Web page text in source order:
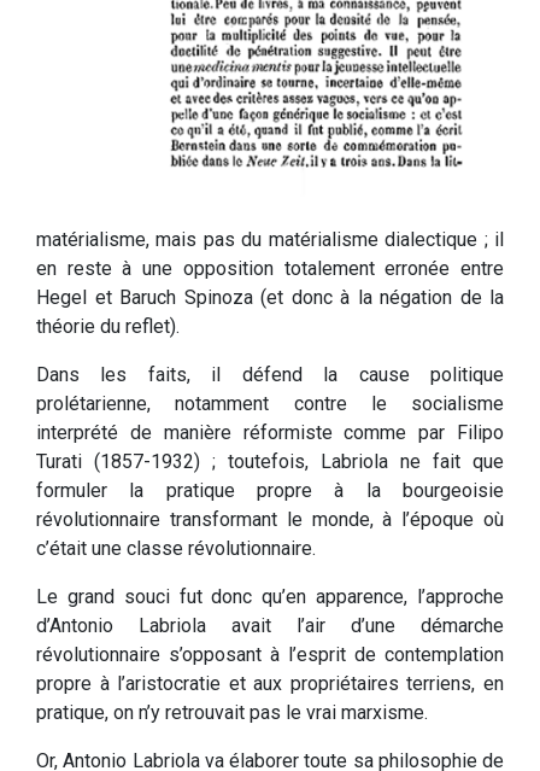
matérialisme, mais pas du matérialisme dialectique ; il
en reste à une opposition totalement erronée entre
Hegel et Baruch Spinoza (et donc à la négation de la
théorie du reflet).
Dans les faits, il défend la cause politique
prolétarienne, notamment contre le socialisme
interprété de manière réformiste comme par Filipo
Turati (1857-1932) ; toutefois, Labriola ne fait que
formuler la pratique propre à la bourgeoisie
révolutionnaire transformant le monde, à l’époque où
c’était une classe révolutionnaire.
Le grand souci fut donc qu’en apparence, l’approche
d’Antonio Labriola avait l’air d’une démarche
révolutionnaire s’opposant à l’esprit de contemplation
propre à l’aristocratie et aux propriétaires terriens, en
pratique, on n’y retrouvait pas le vrai marxisme.
Or, Antonio Labriola va élaborer toute sa philosophie de